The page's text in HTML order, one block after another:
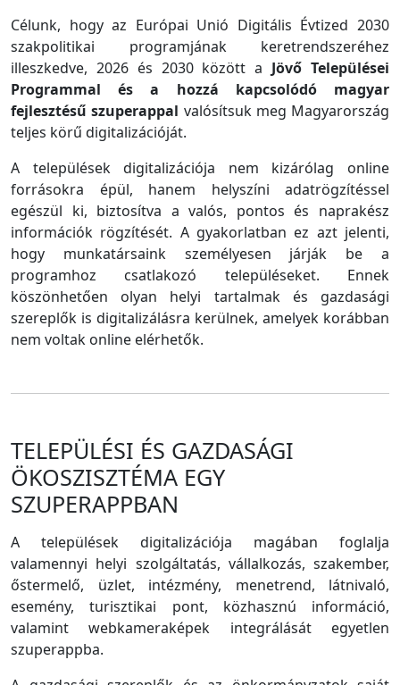
Célunk, hogy az Európai Unió Digitális Évtized 2030
szakpolitikai programjának keretrendszeréhez
illeszkedve, 2026 és 2030 között a Jövő Települései
Programmal és a hozzá kapcsolódó magyar
fejlesztésű szuperappal valósítsuk meg Magyarország
teljes körű digitalizációját.
A települések digitalizációja nem kizárólag online
forrásokra épül, hanem helyszíni adatrögzítéssel
egészül ki, biztosítva a valós, pontos és naprakész
információk rögzítését. A gyakorlatban ez azt jelenti,
hogy munkatársaink személyesen járják be a
programhoz csatlakozó településeket. Ennek
köszönhetően olyan helyi tartalmak és gazdasági
szereplők is digitalizálásra kerülnek, amelyek korábban
nem voltak online elérhetők.
TELEPÜLÉSI ÉS GAZDASÁGI
ÖKOSZISZTÉMA EGY
SZUPERAPPBAN
A települések digitalizációja magában foglalja
valamennyi helyi szolgáltatás, vállalkozás, szakember,
őstermelő, üzlet, intézmény, menetrend, látnivaló,
esemény, turisztikai pont, közhasznú információ,
valamint webkameraképek integrálását egyetlen
szuperappba.